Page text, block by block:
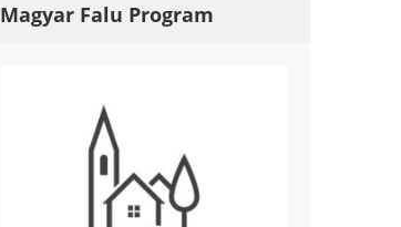
Magyar Falu Program